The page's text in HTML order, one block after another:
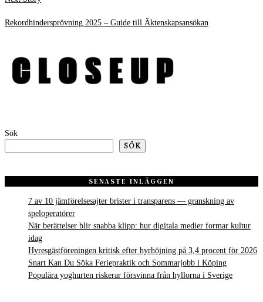
Rekordhindersprövning 2025 – Guide till Äktenskapsansökan
Sök
SÖK
SENASTE INLÄGGEN
7 av 10 jämförelsesajter brister i transparens — granskning av
speloperatörer
När berättelser blir snabba klipp: hur digitala medier formar kultur
idag
Hyresgästföreningen kritisk efter hyrhöjning på 3,4 procent för 2026
Snart Kan Du Söka Feriepraktik och Sommarjobb i Köping
Populära yoghurten riskerar försvinna från hyllorna i Sverige